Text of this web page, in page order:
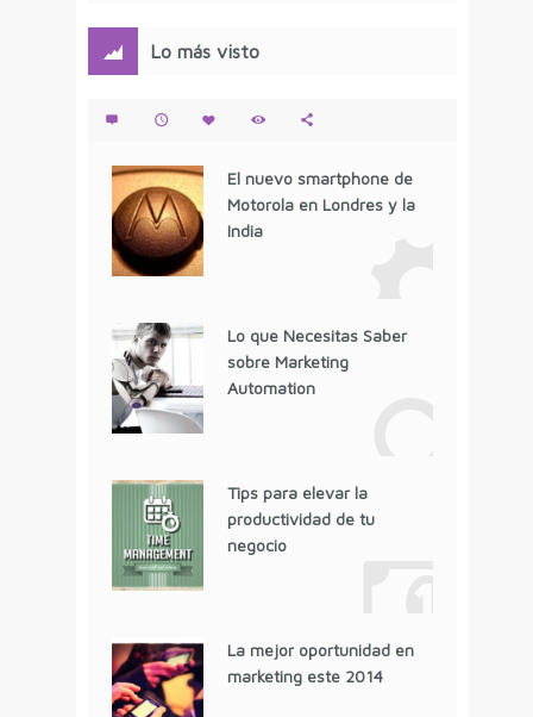
Lo más visto
El nuevo smartphone de
Motorola en Londres y la
India
Lo que Necesitas Saber
sobre Marketing
Automation
Tips para elevar la
productividad de tu
negocio
La mejor oportunidad en
marketing este 2014